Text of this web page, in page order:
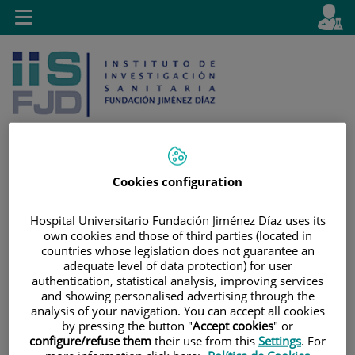
Saltar al contenido
contenido
idioma
activo
es
Toggle
navigation
Cookies configuration
Hospital Universitario Fundación Jiménez Díaz uses its
own cookies and those of third parties (located in
countries whose legislation does not guarantee an
adequate level of data protection) for user
authentication, statistical analysis, improving services
and showing personalised advertising through the
analysis of your navigation. You can accept all cookies
by pressing the button "Accept cookies" or
configure/refuse them their use from this Settings. For